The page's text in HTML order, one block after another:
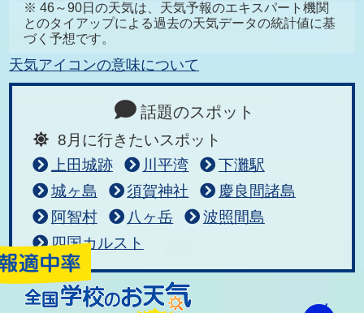
※ 46～90日の天気は、天気予報のエキスパート機関
とのタイアップによる過去の天気データの統計値に基
づく予想です。
天気アイコンの意味について
話題のスポット
8月に行きたいスポット
上田城跡
川平湾
下灘駅
城ヶ島
須賀神社
慶良間諸島
阿智村
八ヶ岳
波照間島
四国カルスト